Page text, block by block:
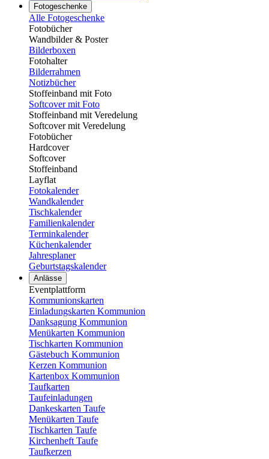
Fotogeschenke
Alle Fotogeschenke
Fotobücher
Wandbilder & Poster
Bilderboxen
Fotohalter
Bilderrahmen
Notizbücher
Stoffeinband mit Foto
Softcover mit Foto
Stoffeinband mit Veredelung
Softcover mit Veredelung
Fotobücher
Hardcover
Softcover
Stoffeinband
Layflat
Fotokalender
Wandkalender
Tischkalender
Familienkalender
Terminkalender
Küchenkalender
Jahresplaner
Geburtstagskalender
Anlässe
Eventplattform
Kommunionskarten
Einladungskarten Kommunion
Danksagung Kommunion
Menükarten Kommunion
Tischkarten Kommunion
Gästebuch Kommunion
Kerzen Kommunion
Kartenbox Kommunion
Taufkarten
Taufeinladungen
Dankeskarten Taufe
Menükarten Taufe
Tischkarten Taufe
Kirchenheft Taufe
Taufkerzen